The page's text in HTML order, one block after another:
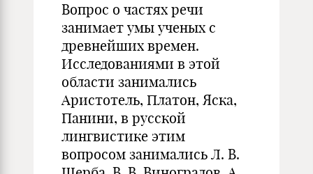
Вопрос о частях речи
занимает умы ученых с
древнейших времен.
Исследованиями в этой
области занимались
Аристотель, Платон, Яска,
Панини, в русской
лингвистике этим
вопросом занимались Л. В.